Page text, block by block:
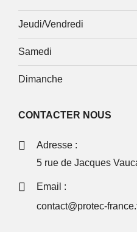
Jeudi/Vendredi
Samedi
Dimanche
CONTACTER NOUS
Adresse :
5 rue de Jacques
Email :
contact@protec-